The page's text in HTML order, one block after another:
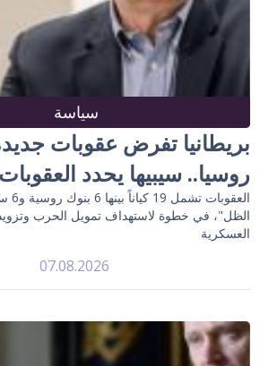
سياسة
بريطانيا تفرض عقوبات
روسيا.. سيبيها يحدد
الظل"، في خطوة لاستهداف تمويل الحرب
العسكرية
07.08.2026